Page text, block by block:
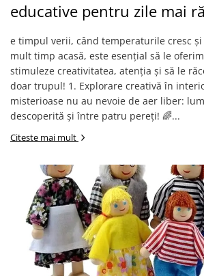
educative pentru zile mai
e timpul verii, când temperaturile cresc
mult timp acasă, este esențial să le
stimuleze creativitatea, atenția și să le
doar trupul! 1. Explorare creativă în
misterioase nu au nevoie de aer liber:
descoperită și între patru pereți! 🌈...
Citeste mai mult